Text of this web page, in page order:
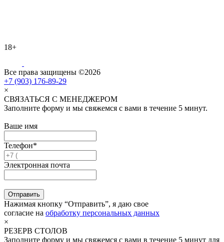
18+
Все права защищены ©2026
+7 (903) 176-89-29
×
СВЯЗАТЬСЯ С МЕНЕДЖЕРОМ
Заполните форму и мы свяжемся с вами в течение 5 минут.
Ваше имя
Телефон*
Электронная почта
Отправить
Нажимая кнопку “Отправить”, я даю свое
согласие на обработку персональных данных
×
РЕЗЕРВ СТОЛОВ
Заполните форму и мы свяжемся с вами в течение 5 минут для